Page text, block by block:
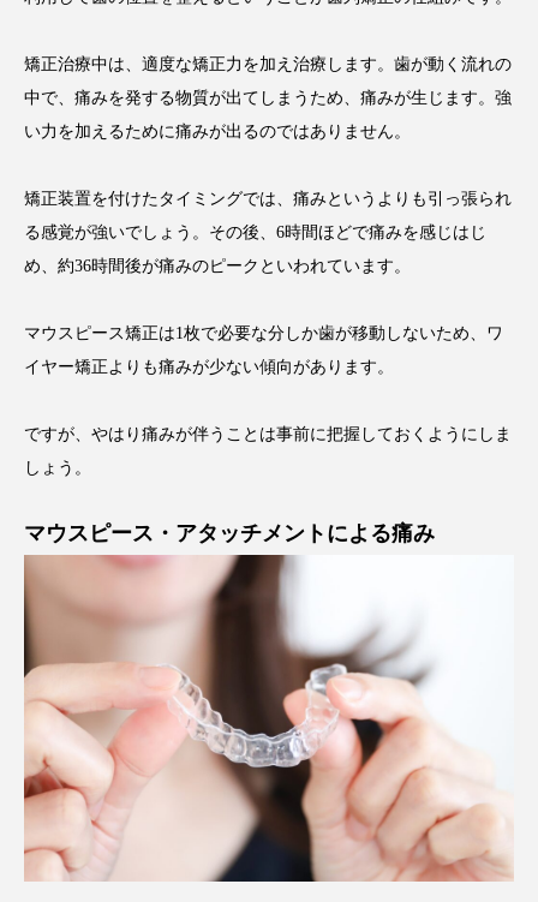
矯正治療中は、適度な矯正力を加え治療します。歯が動く流れの
中で、痛みを発する物質が出てしまうため、痛みが生じます。強
い力を加えるために痛みが出るのではありません。
矯正装置を付けたタイミングでは、痛みというよりも引っ張られ
る感覚が強いでしょう。その後、6時間ほどで痛みを感じはじ
め、約36時間後が痛みのピークといわれています。
マウスピース矯正は1枚で必要な分しか歯が移動しないため、ワ
イヤー矯正よりも痛みが少ない傾向があります。
ですが、やはり痛みが伴うことは事前に把握しておくようにしま
しょう。
マウスピース・アタッチメントによる痛み